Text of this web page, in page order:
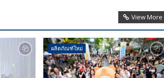
View More
ผลิตภัณฑ์ใหม่